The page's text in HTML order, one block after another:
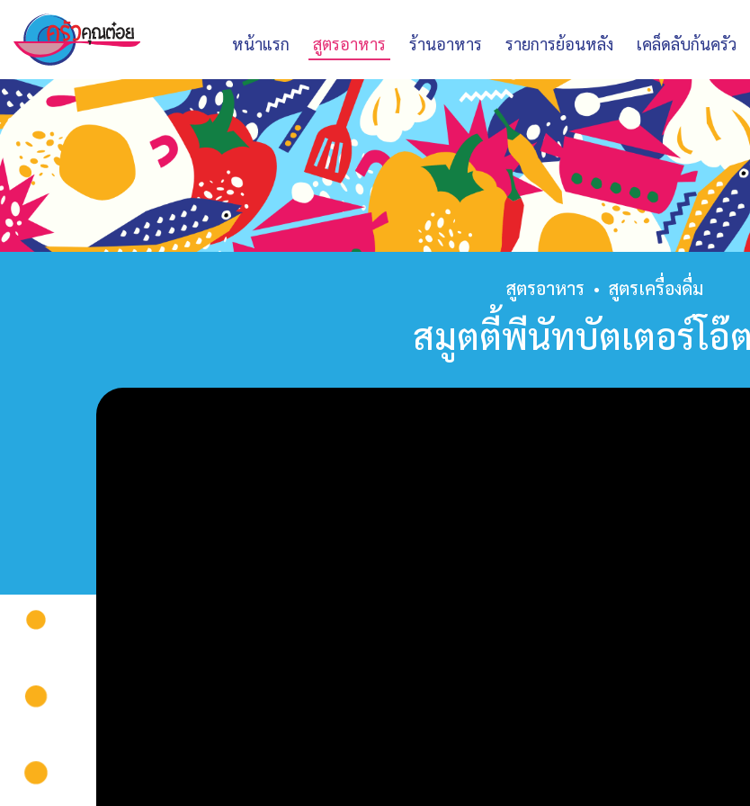
หน้าแรก สูตรอาหาร ร้านอาหาร รายการย้อนหลัง เคล็ดลับก้นครัว
สูตรอาหาร • สูตรเครื่องดื่ม
สมูตตี้พีนัทบัตเตอร์โอ๊